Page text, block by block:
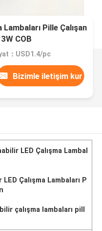
Lambaları Pille Çalışan
COB
：USD1.4/pc
Bizimle iletişim kur
LED Çalışma Lambal
LED Çalışma Lambaları P
çalışma lambaları pill